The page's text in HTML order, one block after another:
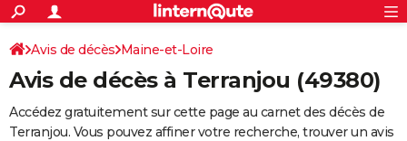
ACTUALITÉS
Politique
Société
Faits Divers
Education
Monde
Villes
+
SPORT
Coupe du monde 2026
Football
Tennis
Cyclisme
Rugby
Forum
Programme TV
TNT
Streaming
Cinéma
Sorties cinéma
Musique
+
FINANCE
S'inscrire
Connexion
Avis de décès Maine-et-Loire
Avis de décès à Terranjou (49380)
Accédez gratuitement sur cette page au carnet des décès de
Terranjou. Vous pouvez affiner votre recherche, trouver un avis